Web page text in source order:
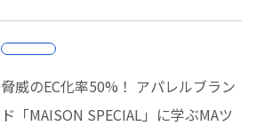
脅威のEC化率50%！ アパレルブラン
ド「MAISON SPECIAL」に学ぶMAツ